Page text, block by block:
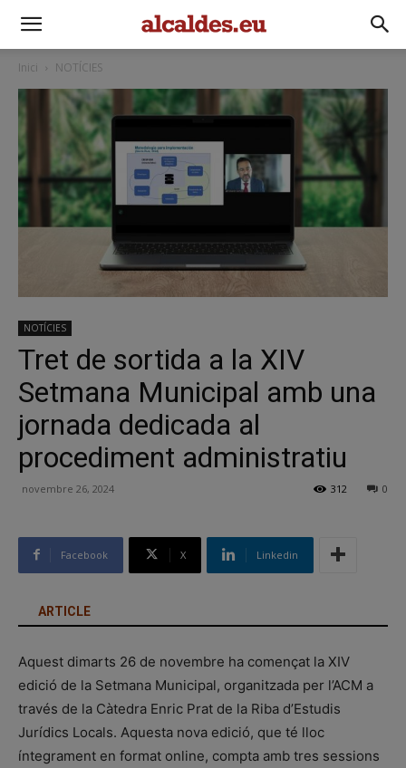
Inici NOTÍCIES
NOTÍCIES
Tret de sortida a la XIV
Setmana Municipal amb una
jornada dedicada al
procediment administratiu
novembre 26, 2024 0
312
Facebook X Linkedin
ARTICLE
Aquest dimarts 26 de novembre ha començat la XIV
edició de la Setmana Municipal, organitzada per l’ACM a
través de la Càtedra Enric Prat de la Riba d’Estudis
Jurídics Locals. Aquesta nova edició, que té lloc
íntegrament en format online, compta amb tres sessions